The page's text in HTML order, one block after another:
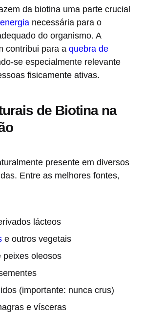
da biotina uma parte crucial
necessária para o
do organismo. A
contribui para a quebra de
se especialmente relevante
fisicamente ativas.
de Biotina na
presente em diversos
Entre as melhores fontes,
lácteos
e outros vegetais
peixes oleosos
(importante: nunca crus)
e vísceras